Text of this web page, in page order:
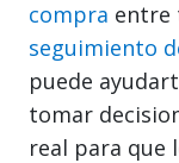
compra entre
seguimiento
puede
tomar
real para que